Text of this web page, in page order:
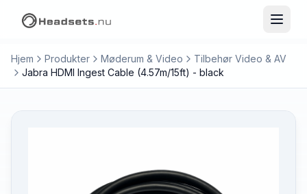
Hjem Produkter Møderum & Video
Tilbehør Video & AV
Jabra HDMI Ingest Cable (4.57m/15ft) - black